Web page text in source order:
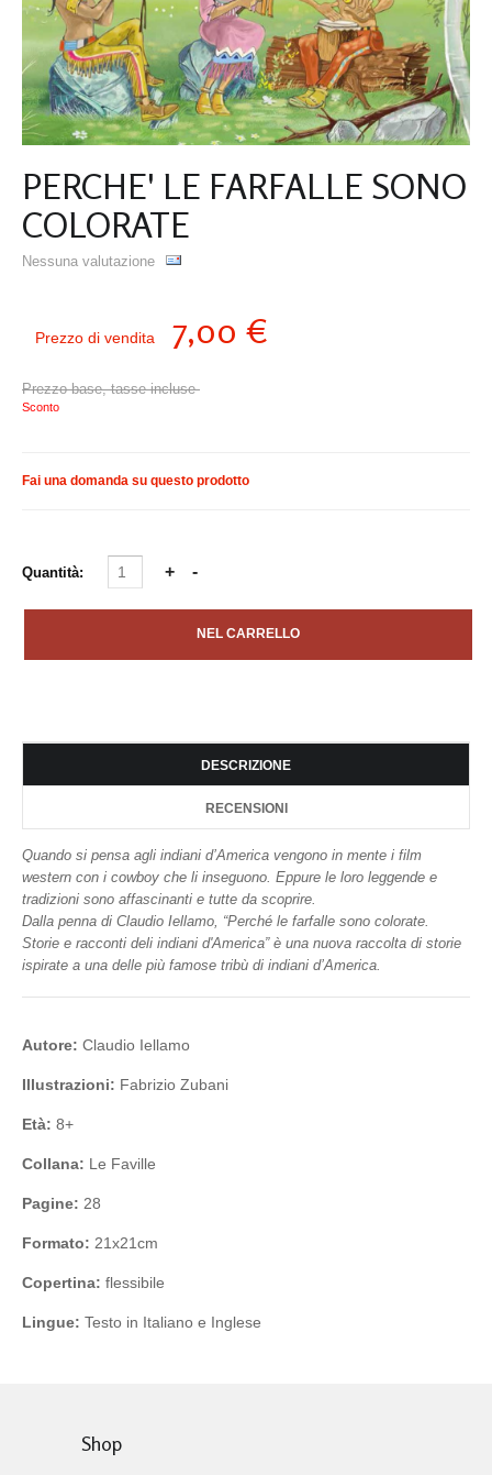
PERCHE' LE FARFALLE SONO
COLORATE
Nessuna valutazione
Prezzo di vendita 7,00 €
Prezzo base, tasse incluse
Sconto
Fai una domanda su questo prodotto
Quantità:
DESCRIZIONE
RECENSIONI
Quando si pensa agli indiani d’America vengono in mente i film
western con i cowboy che li inseguono. Eppure le loro leggende e
tradizioni sono affascinanti e tutte da scoprire.
Dalla penna di Claudio Iellamo, “Perché le farfalle sono colorate.
Storie e racconti deli indiani d'America” è una nuova raccolta di storie
ispirate a una delle più famose tribù di indiani d’America.
Autore: Claudio Iellamo
Illustrazioni: Fabrizio Zubani
Età: 8+
Collana: Le Faville
Pagine: 28
Formato: 21x21cm
Copertina: flessibile
Lingue: Testo in Italiano e Inglese
Shop